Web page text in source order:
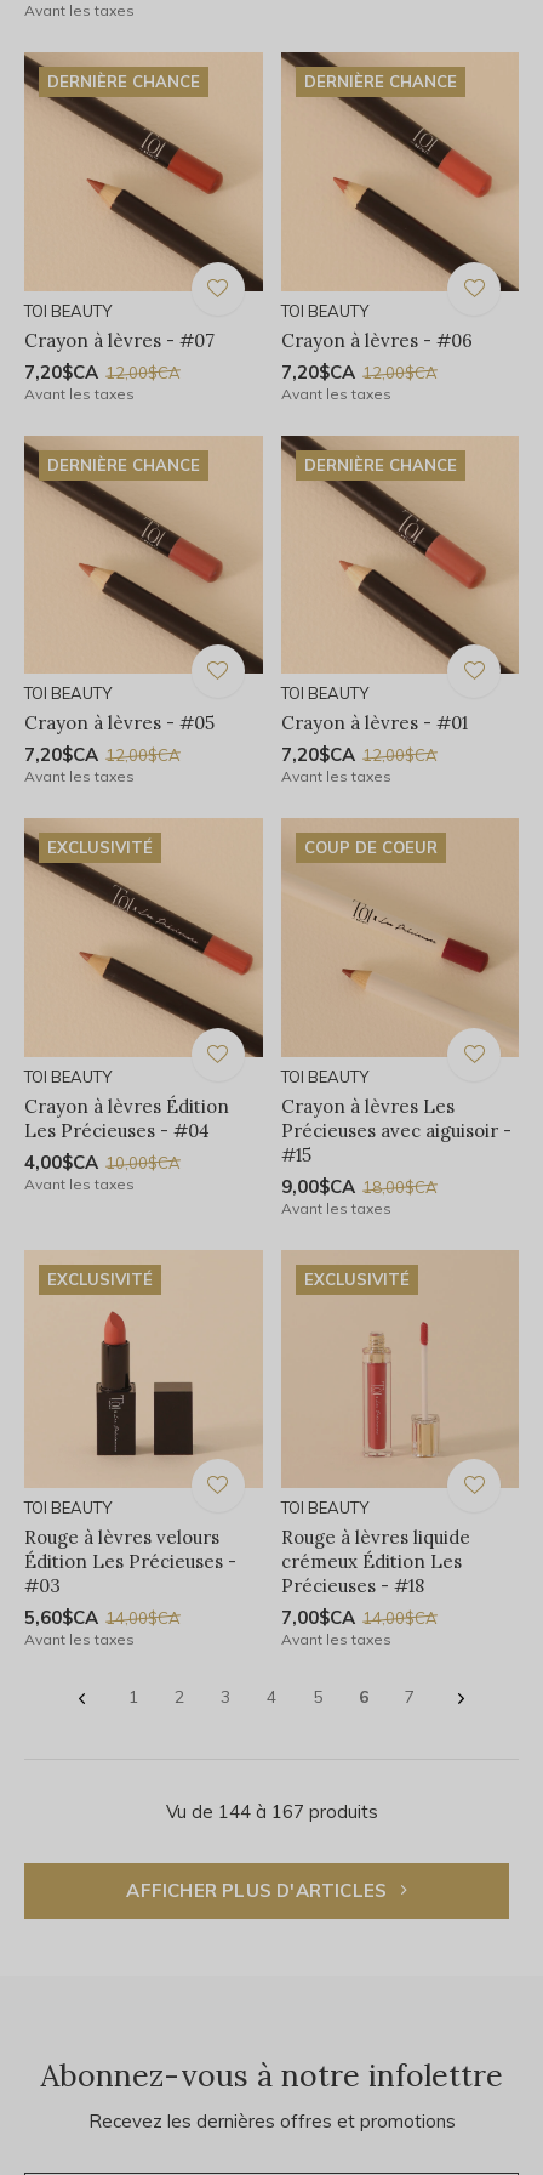
Avant les taxes
DERNIÈRE CHANCE
TOI BEAUTY
Crayon à lèvres - #07
7,20$CA 12,00$CA
Avant les taxes
DERNIÈRE CHANCE
TOI BEAUTY
Crayon à lèvres - #06
7,20$CA 12,00$CA
Avant les taxes
DERNIÈRE CHANCE
TOI BEAUTY
Crayon à lèvres - #05
7,20$CA 12,00$CA
Avant les taxes
DERNIÈRE CHANCE
TOI BEAUTY
Crayon à lèvres - #01
7,20$CA 12,00$CA
Avant les taxes
EXCLUSIVITÉ
TOI BEAUTY
Crayon à lèvres Édition
Les Précieuses - #04
4,00$CA 10,00$CA
Avant les taxes
COUP DE COEUR
TOI BEAUTY
Crayon à lèvres Les
Précieuses avec aiguisoir -
#15
9,00$CA 18,00$CA
Avant les taxes
EXCLUSIVITÉ
TOI BEAUTY
Rouge à lèvres velours
Édition Les Précieuses -
#03
5,60$CA 14,00$CA
Avant les taxes
EXCLUSIVITÉ
TOI BEAUTY
Rouge à lèvres liquide
crémeux Édition Les
Précieuses - #18
7,00$CA 14,00$CA
Avant les taxes
1 2 3 4 5 6 7
Vu de 144 à 167 produits
AFFICHER PLUS D'ARTICLES
Abonnez-vous à notre infolettre
Recevez les dernières offres et promotions